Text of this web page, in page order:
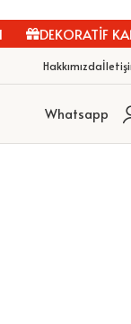
DEKORATİF
Hakkımızda
Whatsapp